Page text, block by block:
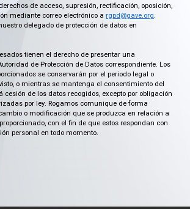
de acceso, supresión, rectificación, oposición,
mediante correo electrónico a rgpd@gave.org.
delegado de protección de datos en
tienen el derecho de presentar una
de Protección de Datos correspondiente. Los
se conservarán por el periodo legal o
o mientras se mantenga el consentimiento del
cesión de los datos recogidos, excepto por obligación
por ley. Rogamos comunique de forma
o modificación que se produzca en relación a
con el fin de que estos respondan con
personal en todo momento.